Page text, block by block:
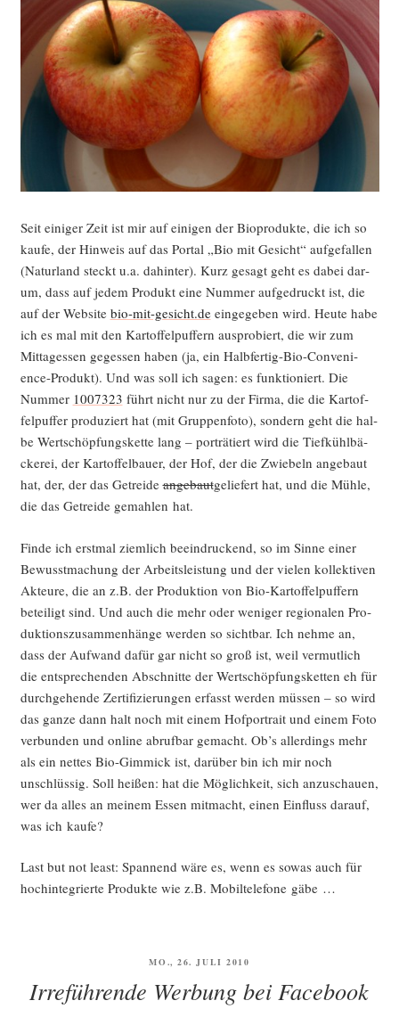
Seit eini­ger Zeit ist mir auf eini­gen der Bio­pro­duk­te, die ich so
kau­fe, der Hin­weis auf das Por­tal „Bio mit Gesicht“ auf­ge­fal­len
(Natur­land steckt u.a. dahin­ter). Kurz gesagt geht es dabei dar­
um, dass auf jedem Pro­dukt eine Num­mer auf­ge­druckt ist, die
auf der Web­site bio-mit-gesicht.deein­ge­ge­ben wird. Heu­te habe
ich es mal mit den Kar­tof­fel­puf­fern aus­pro­biert, die wir zum
Mit­tag­essen geges­sen haben (ja, ein Halb­fer­tig-Bio-Con­ve­ni­
ence-Pro­dukt). Und was soll ich sagen: es funk­tio­niert. Die
Num­mer 1007323 führt nicht nur zu der Fir­ma, die die Kar­tof­
fel­puf­fer pro­du­ziert hat (mit Grup­pen­fo­to), son­dern geht die hal­
be Wert­schöp­fungs­ket­te lang – por­trä­tiert wird die Tief­kühl­bä­
cke­rei, der Kar­tof­fel­bau­er, der Hof, der die Zwie­beln ange­baut
hat, der, der das Getrei­deange­bautgelie­fert hat, und die Müh­le,
die das Getrei­de gemah­len hat.
Fin­de ich erst­mal ziem­lich beein­dru­ckend, so im Sin­ne einer
Bewusst­ma­chung der Arbeits­leis­tung und der vie­len kol­lek­ti­ven
Akteu­re, die an z.B. der Pro­duk­ti­on von Bio-Kar­tof­fel­puf­fern
betei­ligt sind. Und auch die mehr oder weni­ger regio­na­len Pro­
duk­ti­ons­zu­sam­men­hän­ge wer­den so sicht­bar. Ich neh­me an,
dass der Auf­wand dafür gar nicht so groß ist, weil ver­mut­lich
die ent­spre­chen­den Abschnit­te der Wert­schöp­fungs­ket­ten eh für
durch­ge­hen­de Zer­ti­fi­zie­run­gen erfasst wer­den müs­sen – so wird
das gan­ze dann halt noch mit einem Hof­por­trait und einem Foto
ver­bun­den und online abruf­bar gemacht. Ob’s aller­dings mehr
als ein net­tes Bio-Gim­mick ist, dar­über bin ich mir noch
unschlüs­sig. Soll hei­ßen: hat die Mög­lich­keit, sich anzu­schau­en,
wer da alles an mei­nem Essen mit­macht, einen Ein­fluss dar­auf,
was ich kaufe?
Last but not least: Span­nend wäre es, wenn es sowas auch für
hoch­in­te­grier­te Pro­duk­te wie z.B. Mobil­te­le­fo­ne gäbe …
VERÖFFENTLICHT
MO., 26. JULI 2010
Irreführende Werbung bei Facebook